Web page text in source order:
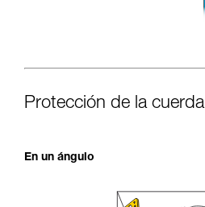
Protección de la cuerda
En un ángulo